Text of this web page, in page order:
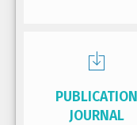
PUBLICATION
JOURNAL